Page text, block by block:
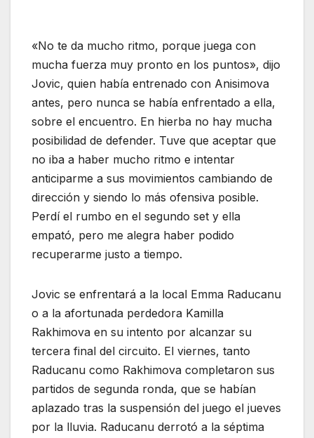
«No te da mucho ritmo, porque juega con
mucha fuerza muy pronto en los puntos», dijo
Jovic, quien había entrenado con Anisimova
antes, pero nunca se había enfrentado a ella,
sobre el encuentro. En hierba no hay mucha
posibilidad de defender. Tuve que aceptar que
no iba a haber mucho ritmo e intentar
anticiparme a sus movimientos cambiando de
dirección y siendo lo más ofensiva posible.
Perdí el rumbo en el segundo set y ella
empató, pero me alegra haber podido
recuperarme justo a tiempo.
Jovic se enfrentará a la local Emma Raducanu
o a la afortunada perdedora Kamilla
Rakhimova en su intento por alcanzar su
tercera final del circuito. El viernes, tanto
Raducanu como Rakhimova completaron sus
partidos de segunda ronda, que se habían
aplazado tras la suspensión del juego el jueves
por la lluvia. Raducanu derrotó a la séptima